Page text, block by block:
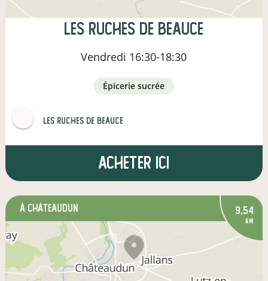
Les Ruches de Beauce
Vendredi 16:30-18:30
épicerie sucrée
Les Ruches de Beauce
Acheter ici
à Châteaudun 9,54
km